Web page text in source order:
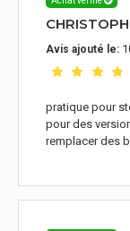
Avis ajouté le:
pratique pour
pour des
remplacer des